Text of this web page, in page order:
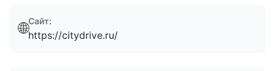
🌐Сайт:
https://citydrive.ru/